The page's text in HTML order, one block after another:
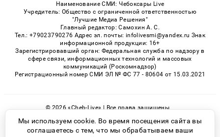
Наименование СМИ: Чебоксары Live
Учредитель: Общество с ограниченной ответственностью
"Лучшие Медиа Решения"
Главный редактор: Самохин А. С.
Тел.: +79023790276 Адрес эл. почты: infolivesmi@yandex.ru Знак
информационной продукции: 16+
Зарегистрировавший орган: Федеральная служба по надзору в
сфере связи, информационных технологий и массовых
коммуникаций (Роскомнадзор)
Регистрационный номер СМИ ЭЛ № ФС 77 - 80604 от 15.03.2021
© 2026 «Cheb-Live» | Все права защищены
Возрастная категория сайта 16+
Политика конфиденциальности
Мы используем cookie. Во время посещения сайта вы
соглашаетесь с тем, что мы обрабатываем ваши